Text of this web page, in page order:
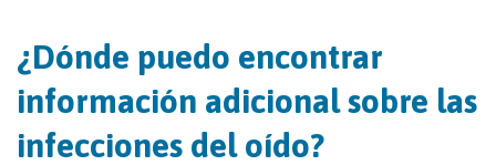
¿Dónde puedo encontrar
información adicional sobre las
infecciones del oído?